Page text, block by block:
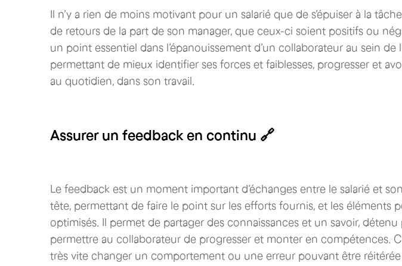
Il n’y a rien de moins motivant pour un salarié que de s’épuiser à la
de retours de la part de son manager, que ceux-ci soient positifs ou
un point essentiel dans l’épanouissement d’un collaborateur au sein de
permettant de mieux identifier ses forces et faiblesses, progresser et
au quotidien, dans son travail.
Assurer un feedback en continu 🔗
Le feedback est un moment important d’échanges entre le salarié et
tête, permettant de faire le point sur les efforts fournis, et les éléments
optimisés. Il permet de partager des connaissances et un savoir, détenu
permettre au collaborateur de progresser et monter en compétences.
très vite changer un comportement ou une erreur pouvant être